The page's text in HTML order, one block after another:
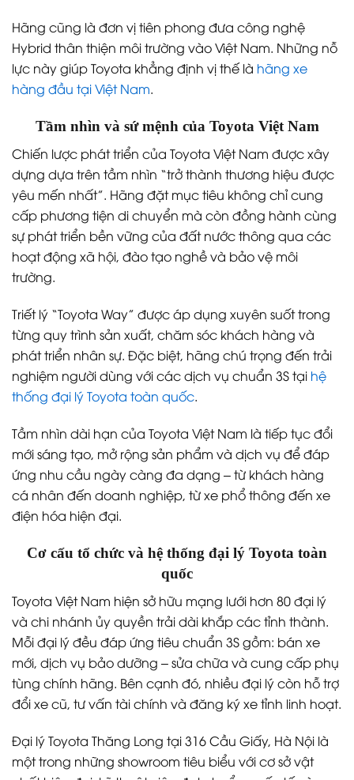
Hãng cũng là đơn vị tiên phong đưa công nghệ
Hybrid thân thiện môi trường vào Việt Nam. Những nỗ
lực này giúp Toyota khẳng định vị thế là hãng xe
hàng đầu tại Việt Nam.
Tầm nhìn và sứ mệnh của Toyota Việt Nam
Chiến lược phát triển của Toyota Việt Nam được xây
dựng dựa trên tầm nhìn “trở thành thương hiệu được
yêu mến nhất”. Hãng đặt mục tiêu không chỉ cung
cấp phương tiện di chuyển mà còn đồng hành cùng
sự phát triển bền vững của đất nước thông qua các
hoạt động xã hội, đào tạo nghề và bảo vệ môi
trường.
Triết lý “Toyota Way” được áp dụng xuyên suốt trong
từng quy trình sản xuất, chăm sóc khách hàng và
phát triển nhân sự. Đặc biệt, hãng chú trọng đến trải
nghiệm người dùng với các dịch vụ chuẩn 3S tại hệ
thống đại lý Toyota toàn quốc.
Tầm nhìn dài hạn của Toyota Việt Nam là tiếp tục đổi
mới sáng tạo, mở rộng sản phẩm và dịch vụ để đáp
ứng nhu cầu ngày càng đa dạng – từ khách hàng
cá nhân đến doanh nghiệp, từ xe phổ thông đến xe
điện hóa hiện đại.
Cơ cấu tổ chức và hệ thống đại lý Toyota toàn
quốc
Toyota Việt Nam hiện sở hữu mạng lưới hơn 80 đại lý
và chi nhánh ủy quyền trải dài khắp các tỉnh thành.
Mỗi đại lý đều đáp ứng tiêu chuẩn 3S gồm: bán xe
mới, dịch vụ bảo dưỡng – sửa chữa và cung cấp phụ
tùng chính hãng. Bên cạnh đó, nhiều đại lý còn hỗ trợ
đổi xe cũ, tư vấn tài chính và đăng ký xe tỉnh linh hoạt.
Đại lý Toyota Thăng Long tại 316 Cầu Giấy, Hà Nội là
một trong những showroom tiêu biểu với cơ sở vật